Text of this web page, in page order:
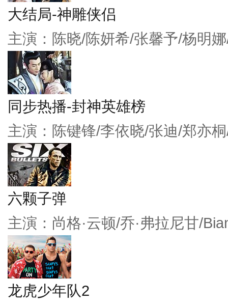
大结局-神雕侠侣
主演：陈晓/陈妍希/张馨予/杨明
同步热播-封神英雄榜
主演：陈键锋/李依晓/张迪/郑亦
六颗子弹
主演：尚格·云顿/乔·弗拉尼甘/
龙虎少年队2